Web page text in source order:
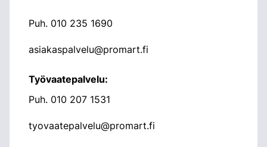
Puh. 010 235 1690
asiakaspalvelu@promart.fi
Työvaatepalvelu:
Puh. 010 207 1531
tyovaatepalvelu@promart.fi